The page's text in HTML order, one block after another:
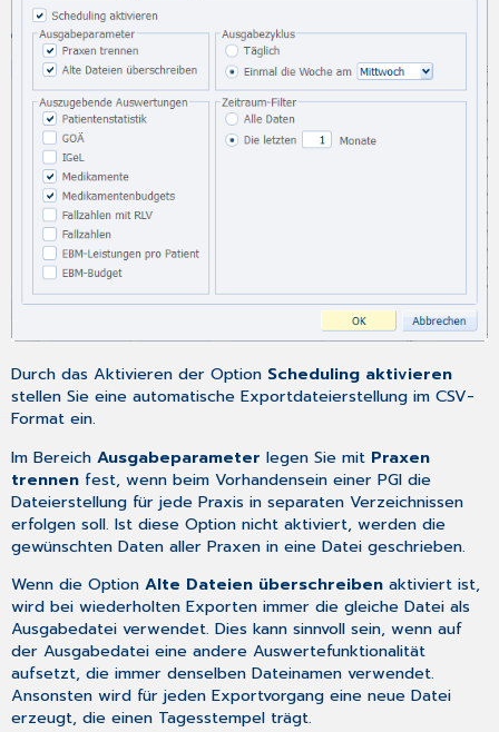
Durch das Aktivieren der Option Scheduling aktivieren
stellen Sie eine automatische Exportdateierstellung im CSV-
Format ein.
Im BereichAusgabeparameter legen Sie mit Praxen
trennen fest, wenn beim Vorhandensein einer PGI die
Dateierstellung für jede Praxis in separaten Verzeichnissen
erfolgen soll. Ist diese Option nicht aktiviert, werden die
gewünschten Daten aller Praxen in eine Datei geschrieben.
Wenn die OptionAlte Dateien überschreiben aktiviert ist,
wird bei wiederholten Exporten immer die gleiche Datei als
Ausgabedatei verwendet. Dies kann sinnvoll sein, wenn auf
der Ausgabedatei eine andere Auswertefunktionalität
aufsetzt, die immer denselben Dateinamen verwendet.
Ansonsten wird für jeden Exportvorgang eine neue Datei
erzeugt, die einen Tagesstempel trägt.